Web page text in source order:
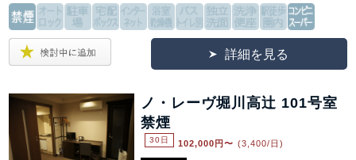
詳細を見る
ノ・レーヴ堀川高辻 101号室
禁煙
30日 102,000 円〜 (3,400/日)